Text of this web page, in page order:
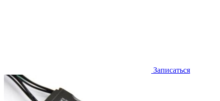
Записаться